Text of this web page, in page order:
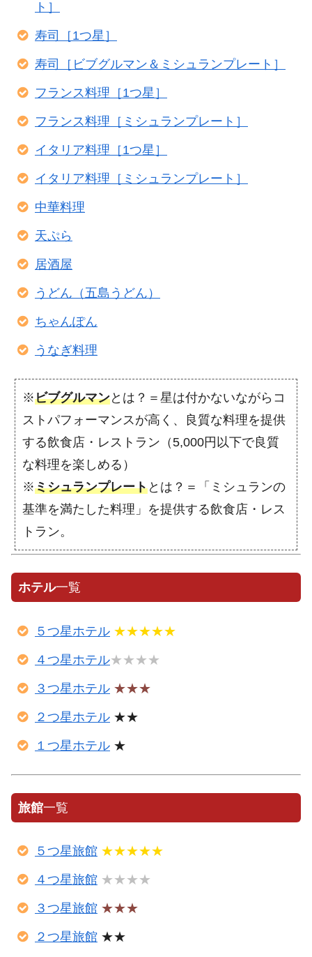
ト］
寿司［1つ星］
寿司［ビブグルマン＆ミシュランプレート］
フランス料理［1つ星］
フランス料理［ミシュランプレート］
イタリア料理［1つ星］
イタリア料理［ミシュランプレート］
中華料理
天ぷら
居酒屋
うどん（五島うどん）
ちゃんぽん
うなぎ料理
※ビブグルマンとは？＝星は付かないながらコ
ストパフォーマンスが高く、良質な料理を提供
する飲食店・レストラン（5,000円以下で良質
な料理を楽しめる）
※ミシュランプレートとは？＝「ミシュランの
基準を満たした料理」を提供する飲食店・レス
トラン。
ホテル一覧
５つ星ホテル ★★★★★
４つ星ホテル★★★★
３つ星ホテル ★★★
２つ星ホテル ★★
１つ星ホテル ★
旅館一覧
５つ星旅館 ★★★★★
４つ星旅館 ★★★★
３つ星旅館 ★★★
２つ星旅館 ★★